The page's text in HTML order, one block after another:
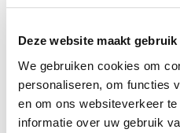
Deze website maakt
We gebruiken cookies om
personaliseren, om functies
en om ons websiteverkeer
informatie over uw gebruik